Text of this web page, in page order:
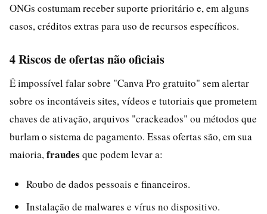
ONGs costumam receber suporte prioritário e, em alguns
casos, créditos extras para uso de recursos específicos.
4 Riscos de ofertas não oficiais
É impossível falar sobre "Canva Pro gratuito" sem alertar
sobre os incontáveis sites, vídeos e tutoriais que prometem
chaves de ativação, arquivos "crackeados" ou métodos que
burlam o sistema de pagamento. Essas ofertas são, em sua
maioria, fraudes que podem levar a:
Roubo de dados pessoais e financeiros.
Instalação de malwares e vírus no dispositivo.